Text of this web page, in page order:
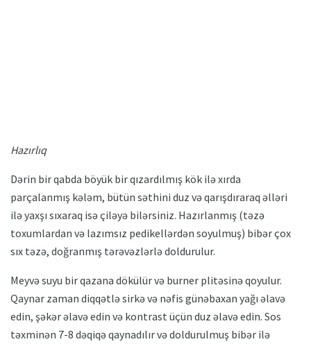
Hazırlıq
Dərin bir qabda böyük bir qızardılmış kök ilə xırda
parçalanmış kələm, bütün səthini duz və qarışdıraraq əlləri
ilə yaxşı sıxaraq isə çiləyə bilərsiniz. Hazırlanmış (təzə
toxumlardan və lazımsız pedikellərdən soyulmuş) bibər çox
sıx təzə, doğranmış tərəvəzlərlə doldurulur.
Meyvə suyu bir qazana dökülür və burner plitəsinə qoyulur.
Qaynar zaman diqqətlə sirkə və nəfis günəbaxan yağı əlavə
edin, şəkər əlavə edin və kontrast üçün duz əlavə edin. Sos
təxminən 7-8 dəqiqə qaynadılır və doldurulmuş bibər ilə